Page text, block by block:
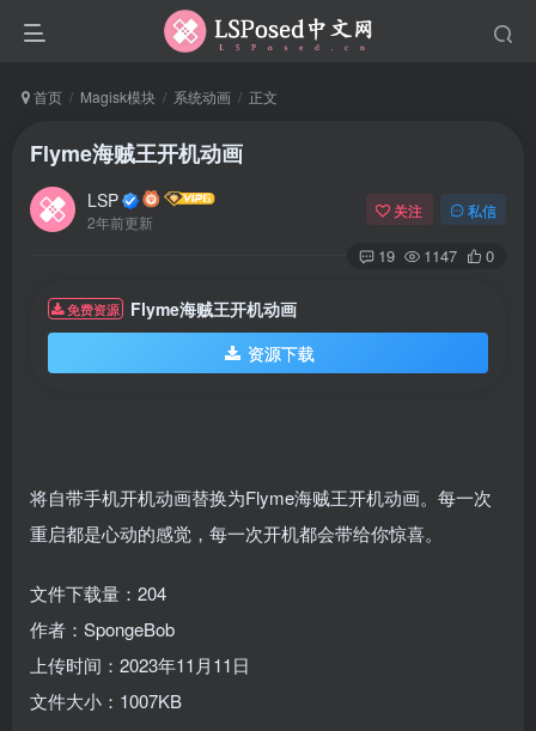
首页 Magisk模块 系统动画 正文
Flyme海贼王开机动画
LSP
2年前更新
关注 私信
19 1147 0
免费资源
Flyme海贼王开机动画
资源下载
将自带手机开机动画替换为Flyme海贼王开机动画。每一次
重启都是心动的感觉，每一次开机都会带给你惊喜。
文件下载量：204
作者：SpongeBob
上传时间：2023年11月11日
文件大小：1007KB